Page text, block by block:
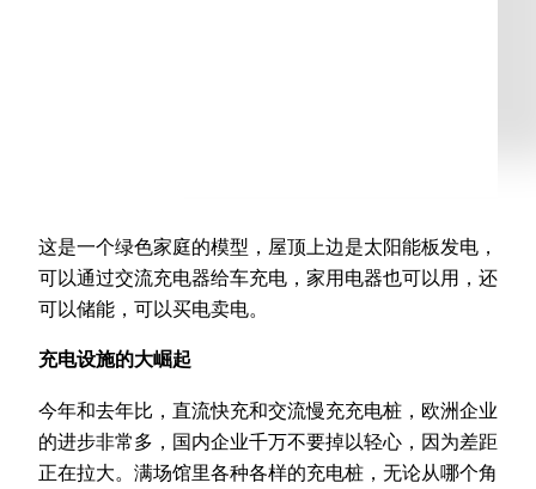
这是一个绿色家庭的模型，屋顶上边是太阳能板发电，
可以通过交流充电器给车充电，家用电器也可以用，还
可以储能，可以买电卖电。
充电设施的大崛起
今年和去年比，直流快充和交流慢充充电桩，欧洲企业
的进步非常多，国内企业千万不要掉以轻心，因为差距
正在拉大。满场馆里各种各样的充电桩，无论从哪个角